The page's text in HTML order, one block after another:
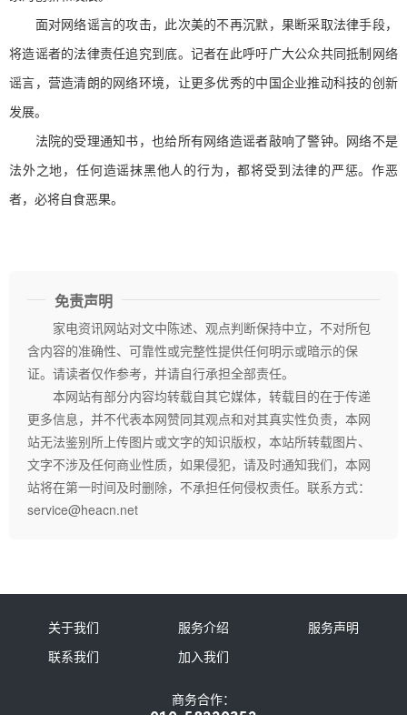
面对网络谣言的攻击，此次美的不再沉默，果断采取法律手段，
将造谣者的法律责任追究到底。记者在此呼吁广大公众共同抵制网络
谣言，营造清朗的网络环境，让更多优秀的中国企业推动科技的创新
发展。
法院的受理通知书，也给所有网络造谣者敲响了警钟。网络不是
法外之地，任何造谣抹黑他人的行为，都将受到法律的严惩。作恶
者，必将自食恶果。
免责声明
家电资讯网站对文中陈述、观点判断保持中立，不对所包
含内容的准确性、可靠性或完整性提供任何明示或暗示的保
证。请读者仅作参考，并请自行承担全部责任。
本网站有部分内容均转载自其它媒体，转载目的在于传递
更多信息，并不代表本网赞同其观点和对其真实性负责，本网
站无法鉴别所上传图片或文字的知识版权，本站所转载图片、
文字不涉及任何商业性质，如果侵犯，请及时通知我们，本网
站将在第一时间及时删除，不承担任何侵权责任。联系方式：
service@heacn.net
关于我们 服务介绍
服务声明
联系我们
加入我们
商务合作：